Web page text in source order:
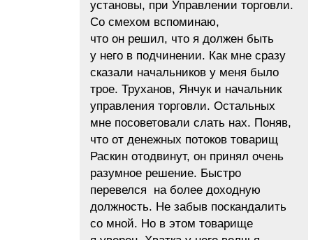
установы, при Управлении торговли.
Со смехом вспоминаю,
что он решил, что я должен быть
у него в подчинении. Как мне сразу
сказали начальников у меня было
трое. Труханов, Янчук и начальник
управления торговли. Остальных
мне посоветовали слать нах. Поняв,
что от денежных потоков товарищ
Раскин отодвинут, он принял очень
разумное решение. Быстро
перевелся на более доходную
должность. Не забыв поскандалить
со мной. Но в этом товарище